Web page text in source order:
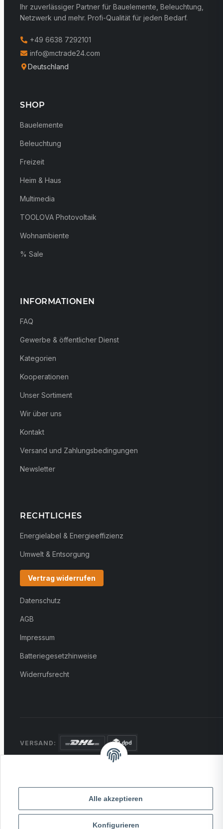
Alle akzeptieren
Konfigurieren
Ihr zuverlässiger Partner für Bauelemente, Beleuchtung,
Netzwerk und mehr. Profi-Qualität für jeden Bedarf.
+49 6638 7292101
info@mctrade24.com
Deutschland
SHOP
Bauelemente
Beleuchtung
Freizeit
Heim & Haus
Multimedia
TOOLOVA Photovoltaik
Wohnambiente
% Sale
INFORMATIONEN
FAQ
Gewerbe & öffentlicher Dienst
Kategorien
Kooperationen
Unser Sortiment
Wir über uns
Kontakt
Versand und Zahlungsbedingungen
Newsletter
RECHTLICHES
Energielabel & Energieeffizienz
Umwelt & Entsorgung
Vertrag widerrufen
Datenschutz
AGB
Impressum
Batteriegesetzhinweise
Widerrufsrecht
VERSAND:
Überweisung
* Alle Preise inkl. gesetzlicher USt., zzgl.Versand